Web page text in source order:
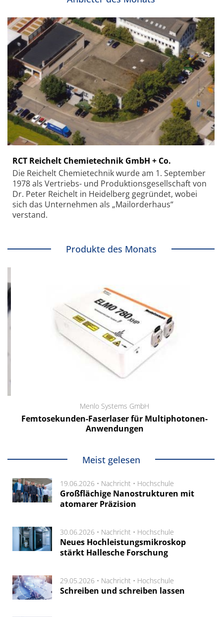
RCT Reichelt Chemietechnik GmbH + Co.
Die Reichelt Chemietechnik wurde am 1. September
1978 als Vertriebs- und Produktionsgesellschaft von
Dr. Peter Reichelt in Heidelberg gegründet, wobei
sich das Unternehmen als „Mailorderhaus“
verstand.
Produkte des Monats
Menlo Systems GmbH
Femtosekunden-Faserlaser für Multiphotonen-
Anwendungen
Meist gelesen
19.06.2026 • Nachricht • Hochschule
Großflächige Nanostrukturen mit
atomarer Präzision
30.06.2026 • Nachricht • Hochschule
Neues Hochleistungsmikroskop
stärkt Hallesche Forschung
29.05.2026 • Nachricht • Hochschule
Schreiben und schreiben lassen